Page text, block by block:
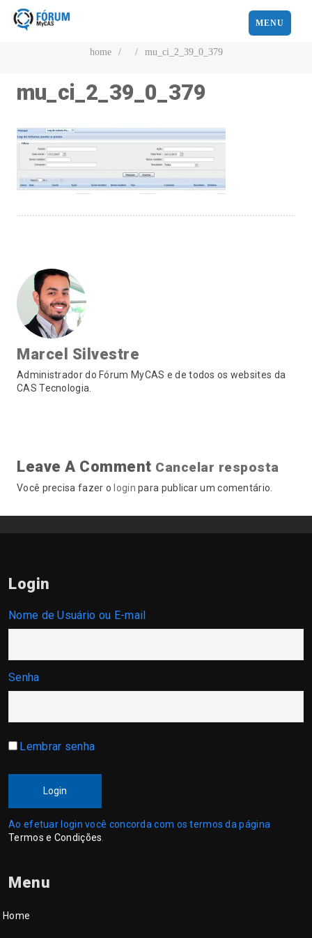
MENU
home / / mu_ci_2_39_0_379
mu_ci_2_39_0_379
Marcel Silvestre
Administrador do Fórum MyCAS e de todos os websites da
CAS Tecnologia.
Leave A Comment Cancelar resposta
Você precisa fazer o login para publicar um comentário.
Login
Nome de Usuário ou E-mail
Senha
Lembrar senha
Login
Ao efetuar login você concorda com os termos da página
Termos e Condições
Menu
Home